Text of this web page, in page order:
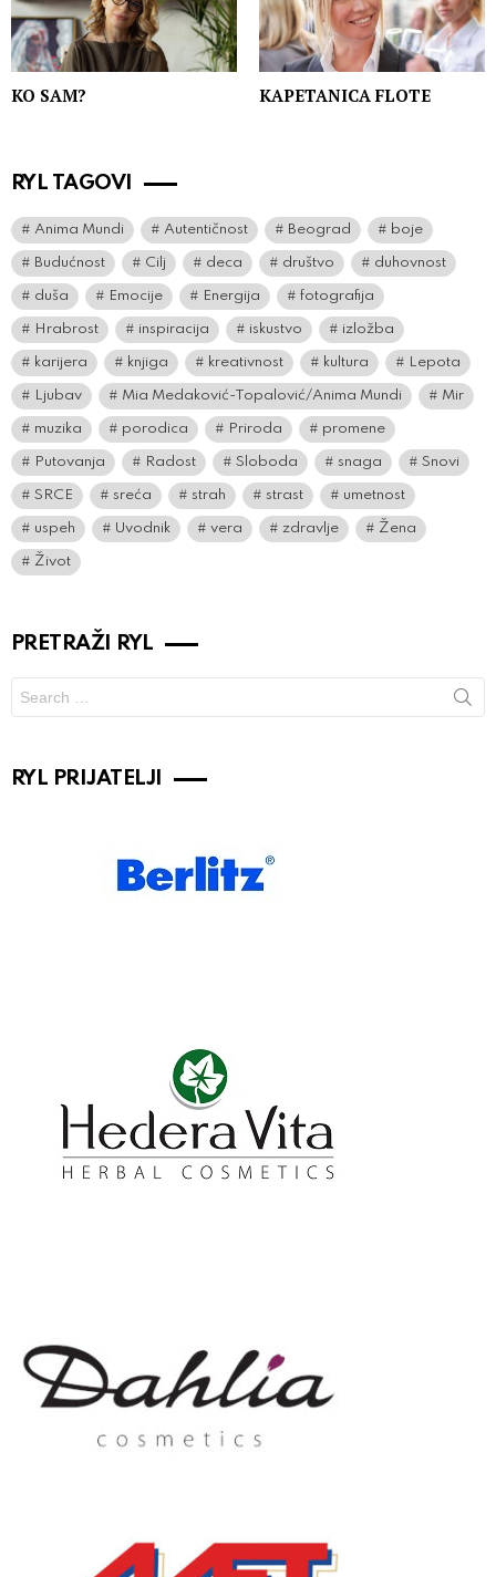
KO SAM? KAPETANICA FLOTE
RYL TAGOVI
Anima Mundi Autentičnost Beograd boje
Budućnost Cilj deca društvo duhovnost
duša Emocije Energija fotografija
Hrabrost inspiracija iskustvo izložba
karijera knjiga kreativnost kultura Lepota
Ljubav Mia Medaković-Topalović/Anima Mundi Mir
muzika porodica Priroda promene
Putovanja Radost Sloboda snaga Snovi
SRCE sreća strah strast umetnost
uspeh Uvodnik vera zdravlje Žena
Život
PRETRAŽI RYL
for:
RYL PRIJATELJI